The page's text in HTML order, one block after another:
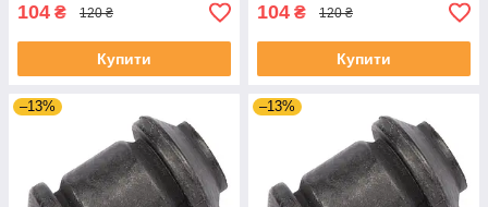
104 ₴ 120 ₴
Купити
104 ₴ 120 ₴
Купити
–13% –13%